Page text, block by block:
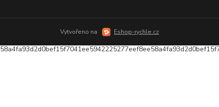
Vytvořeno na Eshop-rychle.cz